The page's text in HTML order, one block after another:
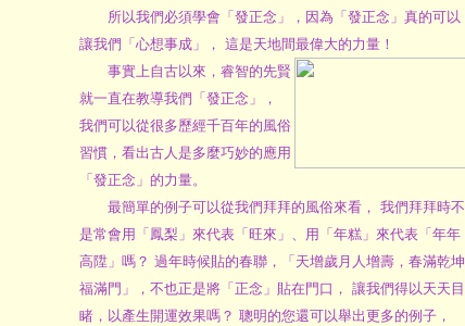
所以我們必須學會「發正念」，因為「發正念」真的可以
讓我們「心想事成」， 這是天地間最偉大的力量！
事實上自古以來，睿智的先賢
就一直在教導我們「發正念」，
我們可以從很多歷經千百年的風俗
習慣，看出古人是多麼巧妙的應用
「發正念」的力量。
最簡單的例子可以從我們拜拜的風俗來看， 我們拜拜時不
是常會用「鳳梨」來代表「旺來」、用「年糕」來代表「年年
高陞」嗎？ 過年時候貼的春聯，「天增歲月人增壽，春滿乾坤
福滿門」，不也正是將「正念」貼在門口， 讓我們得以天天目
睹，以產生開運效果嗎？ 聰明的您還可以舉出更多的例子，